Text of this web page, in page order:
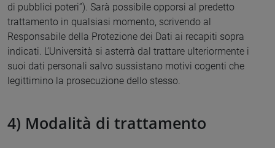
di pubblici poteri”). Sarà possibile opporsi al predetto
trattamento in qualsiasi momento, scrivendo al
Responsabile della Protezione dei Dati ai recapiti sopra
indicati. L’Università si asterrà dal trattare ulteriormente i
suoi dati personali salvo sussistano motivi cogenti che
legittimino la prosecuzione dello stesso.
4) Modalità di trattamento